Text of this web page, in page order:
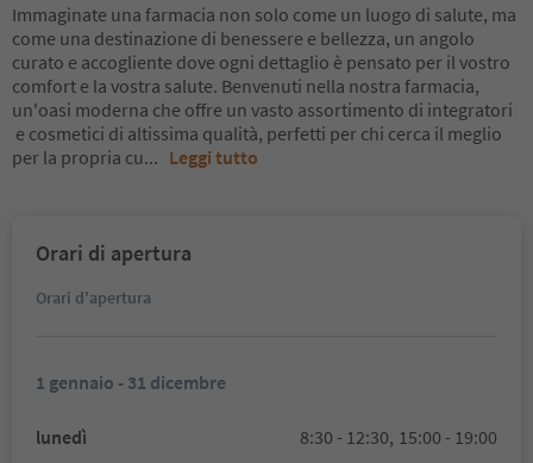
Immaginate una farmacia non solo come un luogo di salute, ma
come una destinazione di benessere e bellezza, un angolo
curato e accogliente dove ogni dettaglio è pensato per il vostro
comfort e la vostra salute. Benvenuti nella nostra farmacia,
un'oasi moderna che offre un vasto assortimento di integratori
e cosmetici di altissima qualità, perfetti per chi cerca il meglio
per la propria cu... Leggi tutto
Orari di apertura
Orari d'apertura
1 gennaio - 31 dicembre
lunedì 8:30 - 12:30, 15:00 - 19:00